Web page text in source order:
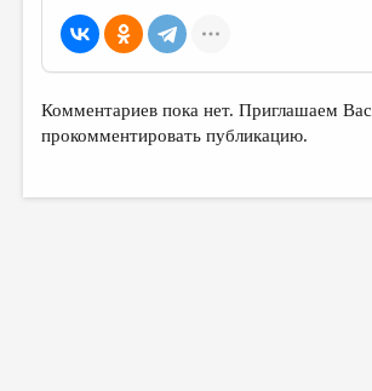
Комментариев пока нет. Приглашаем Вас
прокомментировать публикацию.